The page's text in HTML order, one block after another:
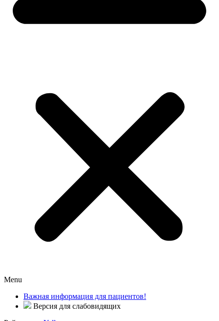
Menu
Важная информация для пациентов!
Версия для слабовидящих